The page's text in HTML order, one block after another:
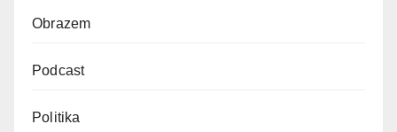
Obrazem
Podcast
Politika